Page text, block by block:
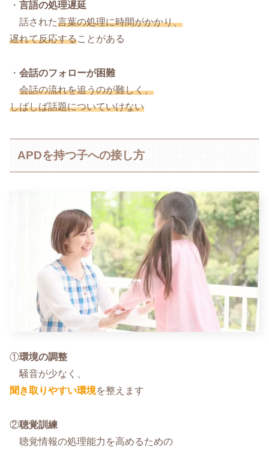
・ 言語の処理遅延
話された言葉の処理に時間がかかり、
遅れて反応することがある
・ 会話のフォローが困難
会話の流れを追うのが難しく、
しばしば話題についていけない
APDを持つ子への接し方
①環境の調整
騒音が少なく、
聞き取りやすい環境を整えます
②聴覚訓練
聴覚情報の処理能力を高めるための